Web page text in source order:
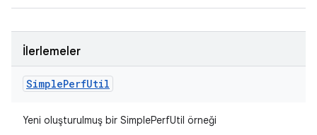
İlerlemeler
SimplePerfUtil
Yeni oluşturulmuş bir SimplePerfUtil örneği